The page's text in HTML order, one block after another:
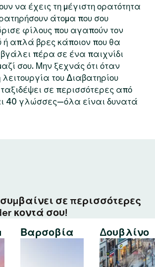
να έχεις τη μέγιστη ορατότητα
άτομα που σου
φίλους που αγαπούν τον
απλά βρες κάποιον που θα
πέρα σε ένα παιχνίδι
σου. Μην ξεχνάς ότι όταν
λειτουργία του Διαβατηρίου
σε περισσότερες από
40 γλώσσες—όλα είναι δυνατά
σε περισσότερες
κοντά σου!
Βαρσοβία Δουβλίνο